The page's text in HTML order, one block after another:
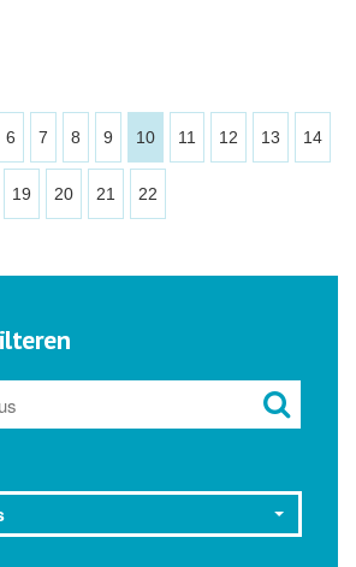
6 7 8 9 10 11 12 13 14
19 20 21 22